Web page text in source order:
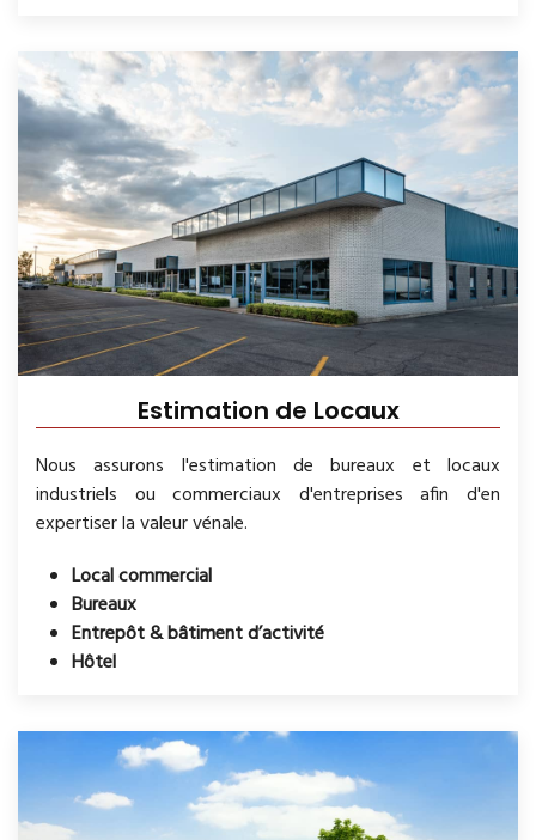
Estimation de Locaux
Nous assurons l'estimation de bureaux et locaux
industriels ou commerciaux d'entreprises afin d'en
expertiser la valeur vénale.
Local commercial
Bureaux
Entrepôt & bâtiment d’activité
Hôtel